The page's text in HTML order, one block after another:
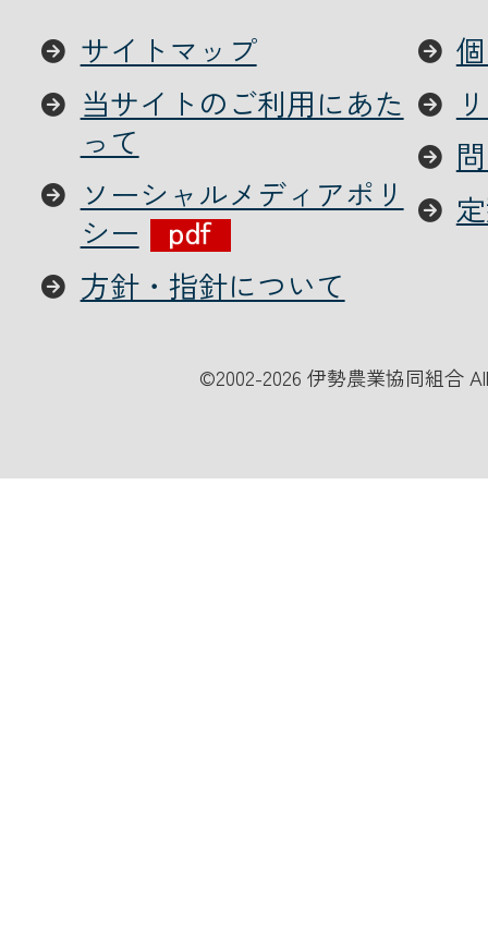
サイトマップ
当サイトのご利用にあた
って
ソーシャルメディアポリ
シー
方針・指針について
©2002-2026 伊勢農業協同組合